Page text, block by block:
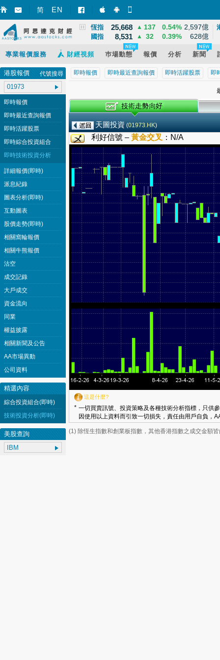
简 EN 智財迅 (iPhone)
智財迅 (Android)
上證 3,940
恆指 25,668 ▲ 137 0.54% 2,597億
國指 8,531 ▲ 32 0.39% 628億
專業報價服務 財經視頻 巿場動態 報價 分析 新聞
即時報價 即時最近查詢報價 即時活躍股票 即
天圖投資 (01973.HK)
利好信號 – 黃金交叉 ： N/A
這是什麼?
* 一切買賣訊號、投資策略及各種技術分析指標，只供
因使用以上資料而引致一切損失，責任由用戶自負，
(1) 除恆生指數和創業板指數，其他香港指數之成交金額
港股報價 代號搜尋
即時報價
即時最近查詢報價
即時活躍股票
即時綜合投資組合
即時技術投資分析
詳細報價(即時)
派息紀錄
圖表分析(即時)
互動圖表
股價走勢(即時)
相關窩輪報價
相關牛熊報價
沽空
成交記錄
大戶成交
資金流向
同業
權益披露
相關新聞及公告
AA市場異動
公司資料
精選內容
綜合投資組合(即時)
技術投資分析(即時)
美股查詢